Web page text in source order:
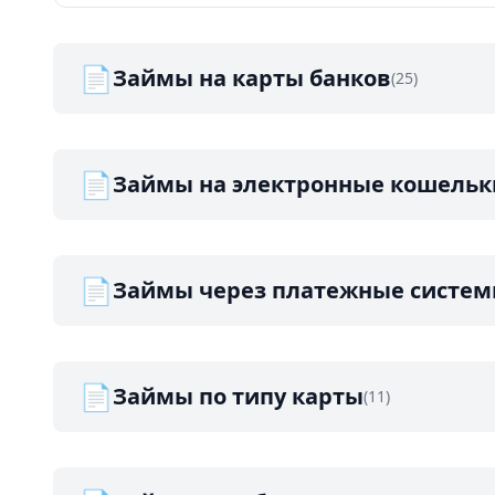
📄Займы на карты банков(25)
📄Займы на электронные
📄Займы через платежные
📄Займы по типу карты(11)